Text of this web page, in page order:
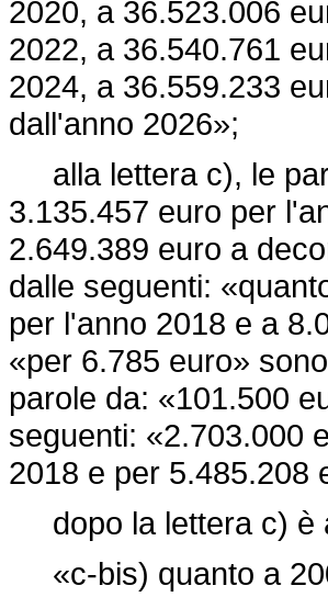
2020, a 36.523.006
2022, a 36.540.761
2024, a 36.559.233
dall'anno 2026»;
alla lettera c), le
3.135.457 euro per
2.649.389 euro a
dalle seguenti:
per l'anno 2018 e a
«per 6.785 euro»
parole da: «101.500
seguenti: «2.703.000
2018 e per 5.485.208
dopo la lettera c) è
«c-bis) quanto a